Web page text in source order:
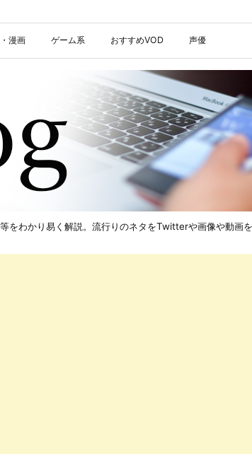
漫画 ゲーム系 おすすめVOD 声優
わかり易く解説。流行りのネタをTwitterや画像や動画を